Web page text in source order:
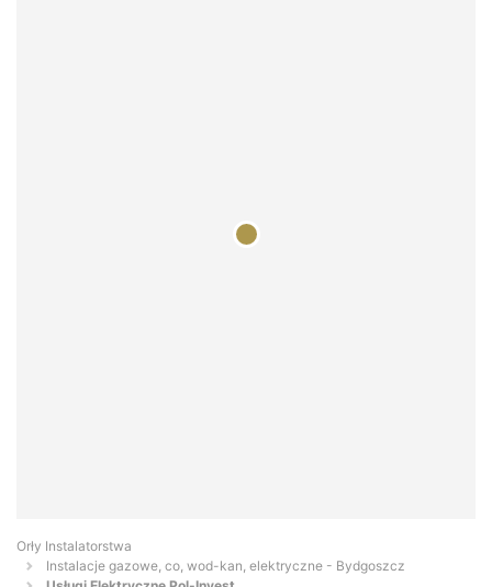
Orły Instalatorstwa
Instalacje gazowe, co, wod-kan, elektryczne - Bydgoszcz